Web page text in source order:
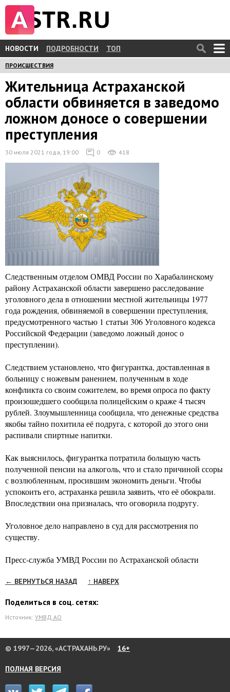
НОВОСТИ ПОДРОБНОСТИ ТОП
ПРОИСШЕСТВИЯ
Жительница Астраханской
области обвиняется в заведомо
ложном доносе о совершении
преступления
30 июля 2021 года, 19:00 0 418
Следственным отделом ОМВД России по Харабалинскому
району Астраханской области завершено расследование
уголовного дела в отношении местной жительницы 1977
года рождения, обвиняемой в совершении преступления,
предусмотренного частью 1 статьи 306 Уголовного кодекса
Российской Федерации (заведомо ложный донос о
преступлении).
Следствием установлено, что фигурантка, доставленная в
больницу с ножевым ранением, полученным в ходе
конфликта со своим сожителем, во время опроса по факту
произошедшего сообщила полицейским о краже 4 тысяч
рублей. Злоумышленница сообщила, что денежные средства
якобы тайно похитила её подруга, с которой до этого они
распивали спиртные напитки.
Как выяснилось, фигурантка потратила большую часть
полученной пенсии на алкоголь, что и стало причиной ссоры
с возлюбленным, просившим экономить деньги. Чтобы
успокоить его, астраханка решила заявить, что её обокрали.
Впоследствии она призналась, что оговорила подругу.
Уголовное дело направлено в суд для рассмотрения по
существу.
Пресс-служба УМВД России по Астраханской области
← ВЕРНУТЬСЯ НАЗАД ↑ НАВЕРХ
Поделиться в соц. сетях:
Источник: УМВД АО
© 1997—2026, «АСТРАХАНЬ.РУ» 16+
ПОЛНАЯ ВЕРСИЯ